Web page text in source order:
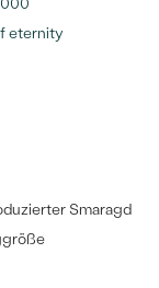
eternity
Smaragd